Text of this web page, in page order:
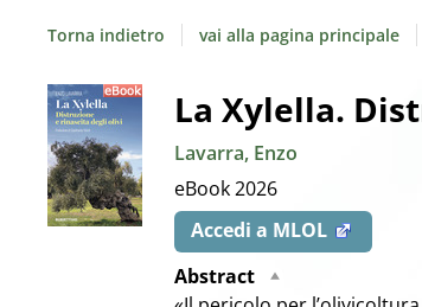
Torna indietro vai alla pagina principale
Dettaglio
del
documento
La Xylella.
Lavarra, Enzo
eBook2026
Accedi a MLOL
Abstract